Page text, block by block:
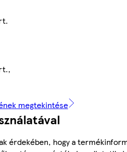
megtekintése
érdekében, hogy a